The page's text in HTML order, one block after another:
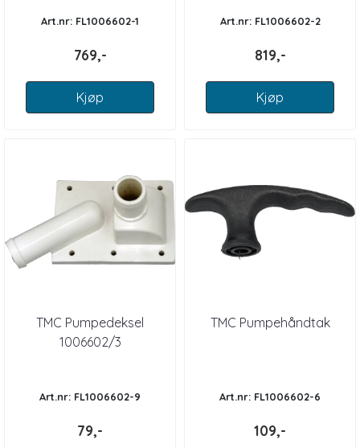
Art.nr: FL1006602-1
769,-
Kjøp
Art.nr: FL1006602-2
819,-
Kjøp
TMC Pumpedeksel
1006602/3
Art.nr: FL1006602-9
79,-
TMC Pumpehåndtak
Art.nr: FL1006602-6
109,-